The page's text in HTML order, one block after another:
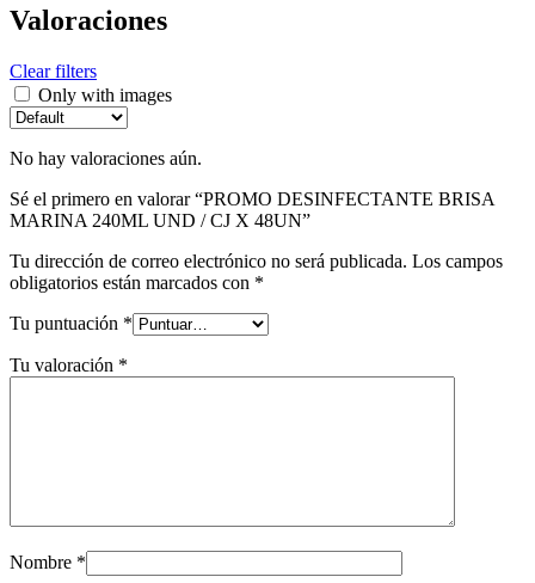
Valoraciones
Clear filters
Only with images
No hay valoraciones aún.
Sé el primero en valorar “PROMO DESINFECTANTE BRISA
MARINA 240ML UND / CJ X 48UN”
Tu dirección de correo electrónico no será publicada. Los campos
obligatorios están marcados con *
Tu puntuación *
Tu valoración *
Nombre *